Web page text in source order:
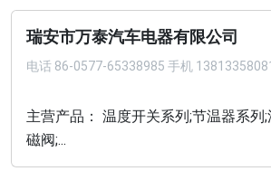
瑞安市万泰汽车电器有限公司
电话 86-0577-65338985 手机
主营产品： 温度开关系列;节温器系列
磁阀;...